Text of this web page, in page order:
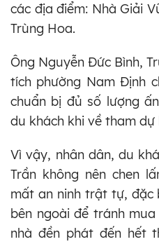
các địa điểm: Nhà Giải
Trùng Hoa.
Ông Nguyễn Đức Bình,
tích phường Nam Định
chuẩn bị đủ số lượng
du khách khi về tham dự
Vì vậy, nhân dân, du
Trần không nên chen
mất an ninh trật tự, đặc
bên ngoài để tránh
nhà đền phát đến hết